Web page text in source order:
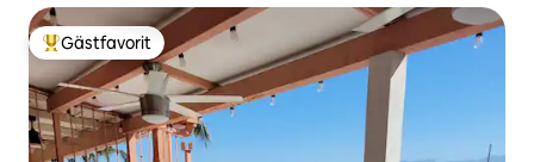
Populär gästfavorit
Gästfavorit